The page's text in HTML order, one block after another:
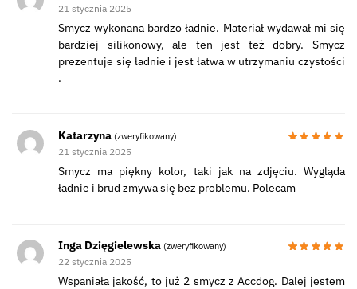
21 stycznia 2025
Smycz wykonana bardzo ładnie. Materiał wydawał mi się
bardziej silikonowy, ale ten jest też dobry. Smycz
prezentuje się ładnie i jest łatwa w utrzymaniu czystości
.
Katarzyna (zweryfikowany)
21 stycznia 2025
Smycz ma piękny kolor, taki jak na zdjęciu. Wygląda
ładnie i brud zmywa się bez problemu. Polecam
Inga Dzięgielewska (zweryfikowany)
22 stycznia 2025
Wspaniała jakość, to już 2 smycz z Accdog. Dalej jestem